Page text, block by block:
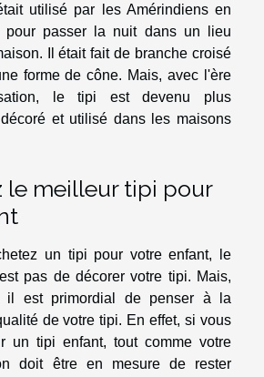
utilisé par les Amérindiens en
passer la nuit dans un lieu
Il était fait de branche croisé
forme de cône. Mais, avec l'ère
le tipi est devenu plus
et utilisé dans les maisons
le meilleur tipi pour
un tipi pour votre enfant, le
pas de décorer votre tipi. Mais,
il est primordial de penser à la
de votre tipi. En effet, si vous
un tipi enfant, tout comme votre
doit être en mesure de rester